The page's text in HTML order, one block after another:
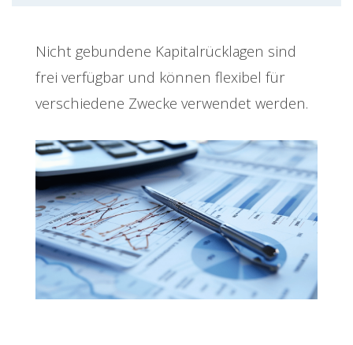
Nicht gebundene Kapitalrücklagen sind
frei verfügbar und können flexibel für
verschiedene Zwecke verwendet werden.